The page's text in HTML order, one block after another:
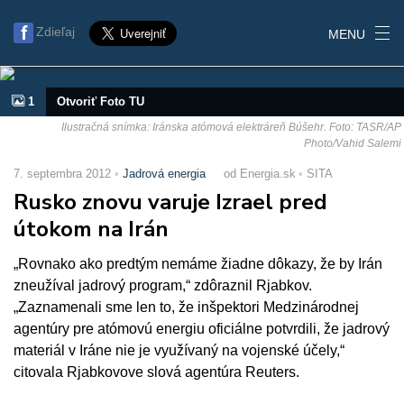
Zdieľaj MENU
1 Otvoriť Foto TU
Ilustračná snímka: Iránska atómová elektráreň Búšehr. Foto: TASR/AP
Photo/Vahid Salemi
7. septembra 2012 Jadrová energia od Energia.sk SITA
Rusko znovu varuje Izrael pred
útokom na Irán
„Rovnako ako predtým nemáme žiadne dôkazy, že by Irán
zneužíval jadrový program,“ zdôraznil Rjabkov.
„Zaznamenali sme len to, že inšpektori Medzinárodnej
agentúry pre atómovú energiu oficiálne potvrdili, že jadrový
materiál v Iráne nie je využívaný na vojenské účely,“
citovala Rjabkovove slová agentúra Reuters.